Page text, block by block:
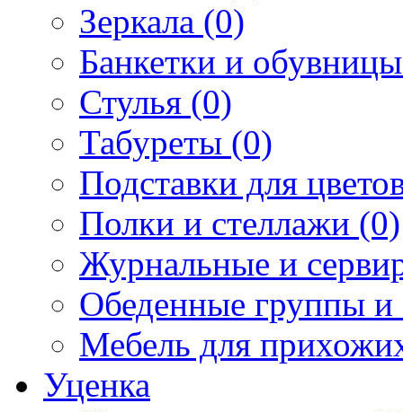
Зеркала (0)
Банкетки и
Стулья (0)
Табуреты (0)
Подставки для
Полки и стеллажи (0)
Журнальные и
Обеденные группы и
Мебель для
Уценка